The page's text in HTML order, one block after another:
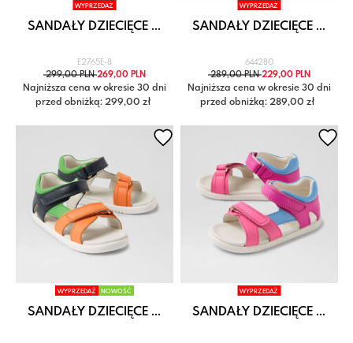
WYPRZEDAŻ
SANDAŁY DZIECIĘCE ...
E2765E-8
299,00 PLN269,00 PLN
Najniższa cena w okresie 30 dni
przed obniżką: 299,00 zł
WYPRZEDAŻ
SANDAŁY DZIECIĘCE ...
644280
289,00 PLN229,00 PLN
Najniższa cena w okresie 30 dni
przed obniżką: 289,00 zł
WYPRZEDAŻ NOWOŚĆ
SANDAŁY DZIECIĘCE ...
WYPRZEDAŻ
SANDAŁY DZIECIĘCE ...